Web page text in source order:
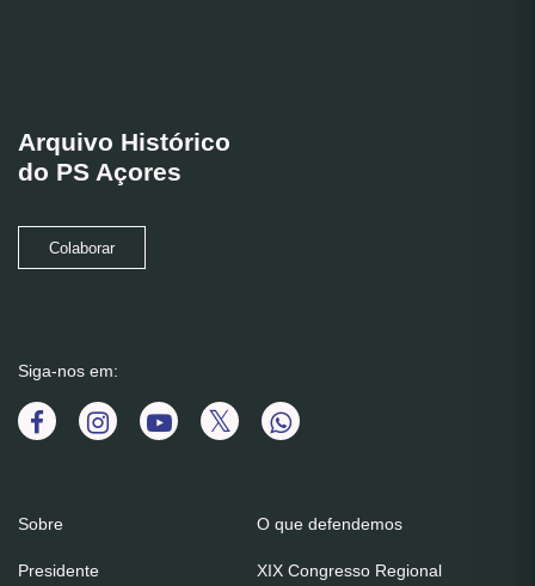
Arquivo Histórico
do PS Açores
Colaborar
Siga-nos em:
Sobre
Presidente
O que defendemos
XIX Congresso Regional